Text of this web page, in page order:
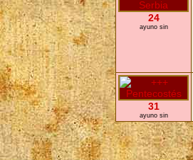
24
ayuno sin
31
ayuno sin